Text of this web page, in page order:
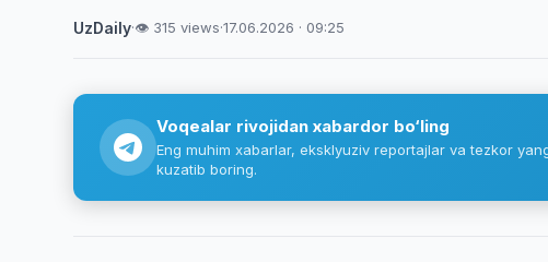
UzDaily·👁 315 views·17.06.2026 · 09:25
Voqealar rivojidan xabardor bo‘ling
Eng muhim xabarlar, eksklyuziv reportajlar va tezkor
kuzatib boring.